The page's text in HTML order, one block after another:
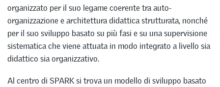
organizzato per il suo legame coerente tra auto-
organizzazione e architettura didattica strutturata, nonché
per il suo sviluppo basato su più fasi e su una supervisione
sistematica che viene attuata in modo integrato a livello sia
didattico sia organizzativo.
Al centro di SPARK si trova un modello di sviluppo basato